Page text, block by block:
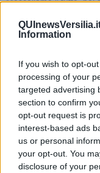
Information
If you wish to opt-
processing of your
targeted advertising
section to confirm
opt-out request is
interest-based ads
us or personal
your opt-out. You
disclosure of your
Con l'aiuto di un
centro e versiamo
Rubina Rovini
Se vuoi leggere le
Newsletter QUInews
alle 20:00